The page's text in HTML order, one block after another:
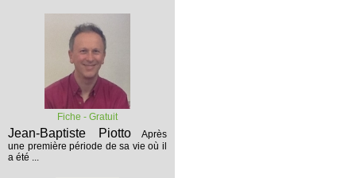
Fiche - Gratuit
Jean-Baptiste Piotto
Après
une première période de sa vie où il
a été ...